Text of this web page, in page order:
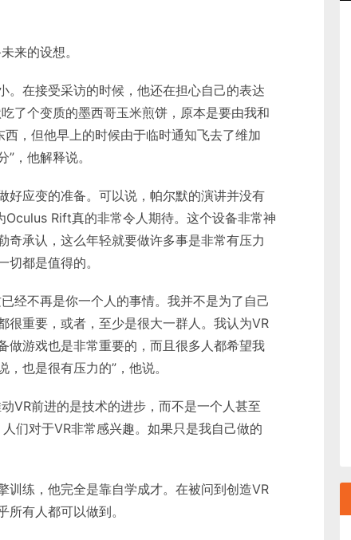
来的设想。
。在接受采访的时候，他还在担心自己的表达
了个变质的墨西哥玉米煎饼，原本是要由我和
，但他早上的时候由于临时通知飞去了维加
，他解释说。
好应变的准备。可以说，帕尔默的演讲并没有
Oculus Rift真的非常令人期待。这个设备非常神
奇承认，这么年轻就要做许多事是非常有压力
都是值得的。
经不再是你一个人的事情。我并不是为了自己
很重要，或者，至少是很大一群人。我认为VR
做游戏也是非常重要的，而且很多人都希望我
也是很有压力的”，他说。
VR前进的是技术的进步，而不是一个人甚至
们对于VR非常感兴趣。如果只是我自己做的
训练，他完全是靠自学成才。在被问到创造VR
有人都可以做到。